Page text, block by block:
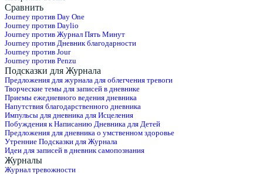
Сравнить
Journey против Day One
Journey против Daylio
Journey против Журнал Пять Минут
Journey против Дневник благодарности
Journey против Jour
Journey против Penzu
Подсказки для Журнала
Предложения для журнала для облегчения тревоги
Творческие темы для записей в дневнике
Приемы ежедневного ведения дневника
Напутствия благодарственного дневника
Импульсы для дневника для Исцеления
Побуждения к Написанию Дневника для Детей
Предложения для дневника о умственном здоровье
Утренние Подсказки для Журнала
Идеи для записей в дневник самопознания
Журналы
Журнал тревожности